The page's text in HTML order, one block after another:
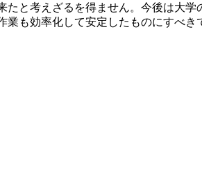
と考えざるを得ません。今後は大学
も効率化して安定したものにすべ